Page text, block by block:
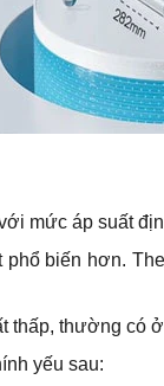
mức áp suất
biến hơn.
thường có
yếu sau: